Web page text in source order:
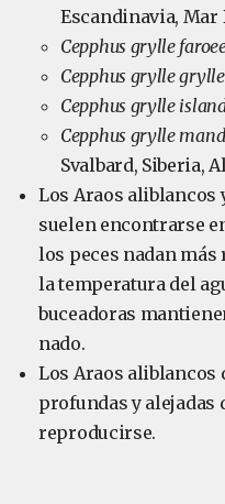
Escandinavia, Mar
Cepphus grylle
Cepphus grylle grylle
Cepphus grylle
Cepphus grylle
Svalbard, Siberia,
Los Araos aliblancos
suelen encontrarse
los peces nadan más
la temperatura del
buceadoras
nado.
Los Araos aliblancos
profundas y alejadas
reproducirse.